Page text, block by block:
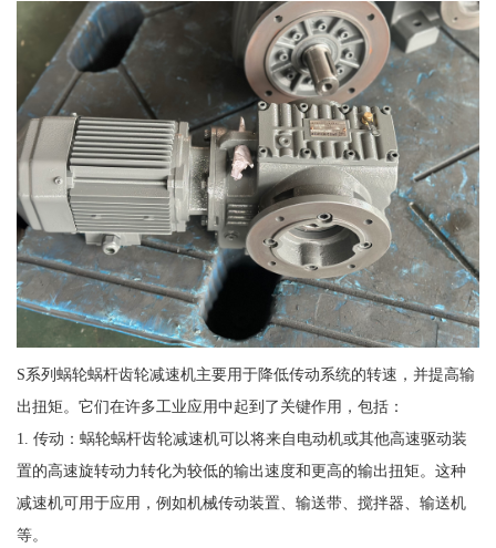
S系列蜗轮蜗杆齿轮减速机主要用于降低传动系统的转速，并提高输
出扭矩。它们在许多工业应用中起到了关键作用，包括：
1. 传动：蜗轮蜗杆齿轮减速机可以将来自电动机或其他高速驱动装
置的高速旋转动力转化为较低的输出速度和更高的输出扭矩。这种
减速机可用于应用，例如机械传动装置、输送带、搅拌器、输送机
等。